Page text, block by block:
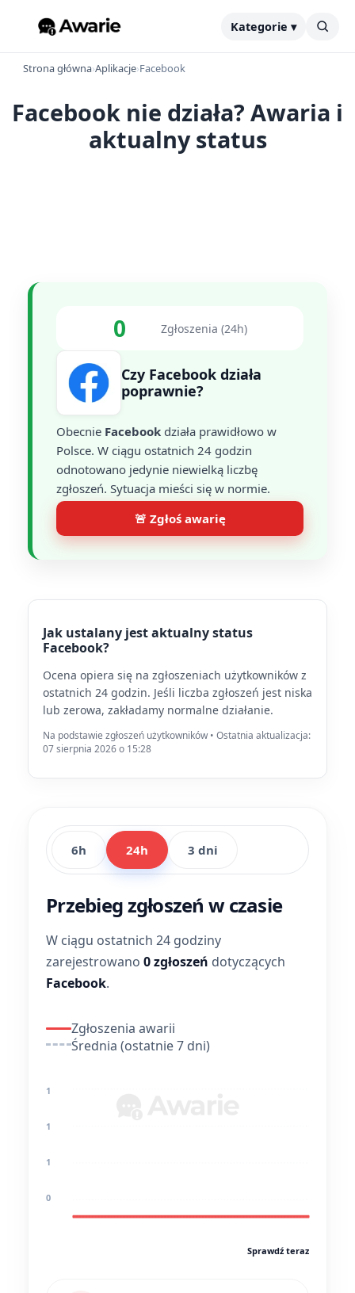
Kategorie ▾
Strona główna›Aplikacje›Facebook
Facebook nie działa? Awaria i
aktualny status
0 Zgłoszenia (24h)
Czy Facebook działa
poprawnie?
Obecnie Facebook działa prawidłowo w
Polsce. W ciągu ostatnich 24 godzin
odnotowano jedynie niewielką liczbę
zgłoszeń. Sytuacja mieści się w normie.
🚨 Zgłoś awarię
Jak ustalany jest aktualny status
Facebook?
Ocena opiera się na zgłoszeniach użytkowników z
ostatnich 24 godzin. Jeśli liczba zgłoszeń jest niska
lub zerowa, zakładamy normalne działanie.
Na podstawie zgłoszeń użytkowników • Ostatnia aktualizacja:
07 sierpnia 2026 o 15:28
6h 24h 3 dni
Przebieg zgłoszeń w czasie
W ciągu ostatnich 24 godziny
zarejestrowano 0 zgłoszeń dotyczących
Facebook.
Zgłoszenia awarii
Średnia (ostatnie 7 dni)
1
1
1
0
Sprawdź teraz